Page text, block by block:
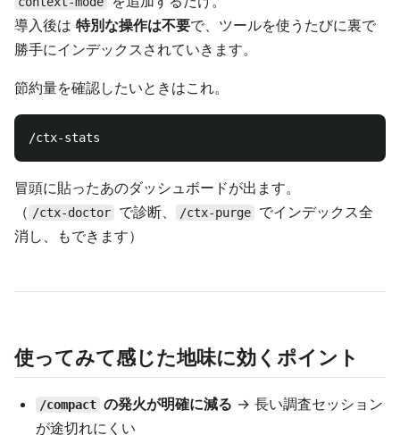
導入後は 特別な操作は不要で、ツールを使うたびに裏で
勝手にインデックスされていきます。
節約量を確認したいときはこれ。
冒頭に貼ったあのダッシュボードが出ます。
（ /ctx-doctor で診断、 /ctx-purge
でインデックス全
消し、もできます）
使ってみて感じた地味に効くポイント
/compact の発火が明確に減る → 長い調査セッション
が途切れにくい